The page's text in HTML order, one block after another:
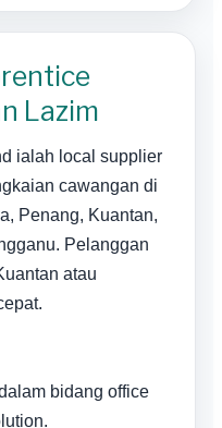
Lazim
ialah local supplier
cawangan di
Penang, Kuantan,
Pelanggan
atau
bidang office